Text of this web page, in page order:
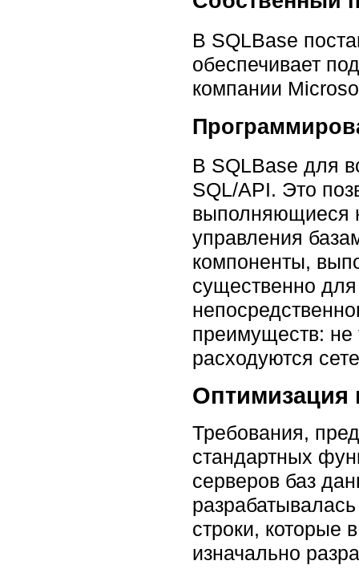
В SQLBase
обеспечивает
компании
В SQLBase для
SQL/API. Это
выполняющиеся
управления
компоненты,
существенно
преимуществ: не
расходуются
Оптимизация
Требования,
стандартных
серверов баз
строки, которые
изначально